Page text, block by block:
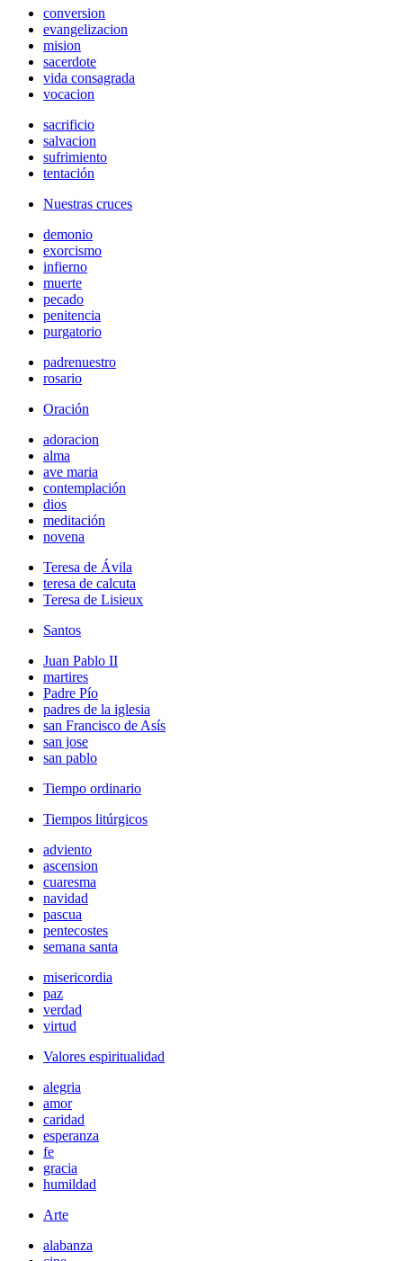
conversion
evangelizacion
mision
sacerdote
vida consagrada
vocacion
sacrificio
salvacion
sufrimiento
tentación
Nuestras cruces
demonio
exorcismo
infierno
muerte
pecado
penitencia
purgatorio
padrenuestro
rosario
Oración
adoracion
alma
ave maria
contemplación
dios
meditación
novena
Teresa de Ávila
teresa de calcuta
Teresa de Lisieux
Santos
Juan Pablo II
martires
Padre Pío
padres de la iglesia
san Francisco de Asís
san jose
san pablo
Tiempo ordinario
Tiempos litúrgicos
adviento
ascension
cuaresma
navidad
pascua
pentecostes
semana santa
misericordia
paz
verdad
virtud
Valores espiritualidad
alegria
amor
caridad
esperanza
fe
gracia
humildad
Arte
alabanza